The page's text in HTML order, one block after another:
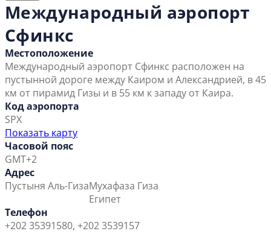
Международный аэропорт
Сфинкс
Местоположение
Международный аэропорт Сфинкс расположен на
пустынной дороге между Каиром и Александрией, в 45
км от пирамид Гизы и в 55 км к западу от Каира.
Код аэропорта
SPX
Показать карту
Часовой пояс
GMT+2
Адрес
Пустыня Аль-ГизаМухафаза Гиза
Египет
Телефон
+202 35391580, +202 3539157